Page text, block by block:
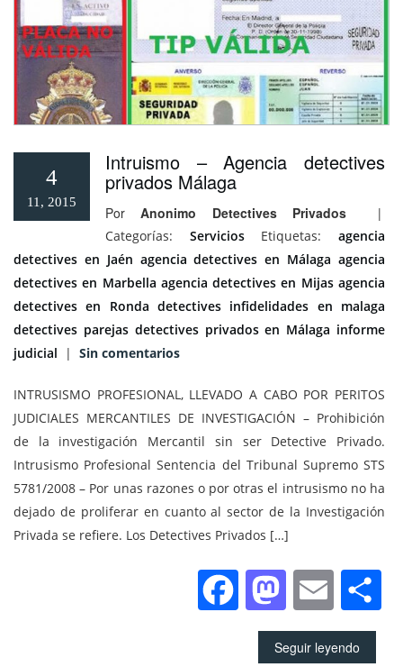
4
11, 2015
Intruismo – Agencia detectives
privados Málaga
PorAnonimo Detectives Privados |
Categorías: Servicios Etiquetas:agencia
detectives en Jaén agencia detectives en Málaga agencia
detectives en Marbella agencia detectives en Mijas agencia
detectives en Ronda detectives infidelidades en malaga
detectives parejas detectives privados en Málaga informe
judicial
| Sin comentarios
INTRUSISMO PROFESIONAL, LLEVADO A CABO POR PERITOS
JUDICIALES MERCANTILES DE INVESTIGACIÓN – Prohibición
de la investigación Mercantil sin ser Detective Privado.
Intrusismo Profesional Sentencia del Tribunal Supremo STS
5781/2008 – Por unas razones o por otras el intrusismo no ha
dejado de proliferar en cuanto al sector de la Investigación
Privada se refiere. Los Detectives Privados […]
Facebook
Seguir leyendo